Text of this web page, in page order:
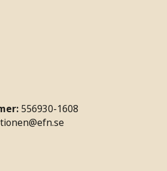
556930-1608